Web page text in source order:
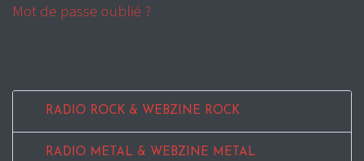
Mot de passe oublié ?
RADIO ROCK & WEBZINE ROCK
RADIO METAL & WEBZINE METAL